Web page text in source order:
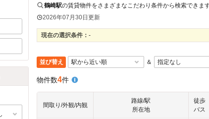
鶴崎駅の賃貸物件をさまざまなこだわり条件から検索できます
2026年07月30日更新
現在の選択条件： -
並び替え ＆
物件数4件
間取り/外観/内観
路線/駅
所在地
徒歩
バス